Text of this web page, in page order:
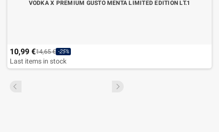
VODKA X PREMIUM GUSTO MENTA LIMITED EDITION LT.1
10,99 €14,65 € -25%
Last items in stock